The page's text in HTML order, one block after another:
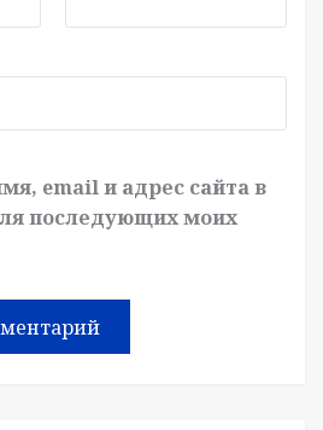
email и адрес сайта в
последующих моих